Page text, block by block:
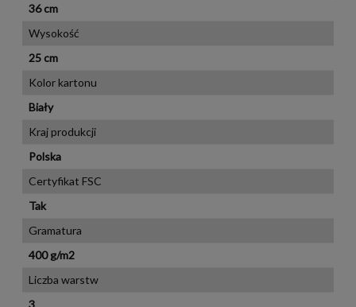
36 cm
Wysokość
25 cm
Kolor kartonu
Biały
Kraj produkcji
Polska
Certyfikat FSC
Tak
Gramatura
400 g/m2
Liczba warstw
3